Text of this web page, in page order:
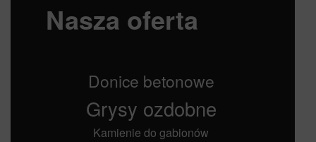
Nasza oferta
Donice betonowe
Grysy ozdobne
Kamienie do gabionów